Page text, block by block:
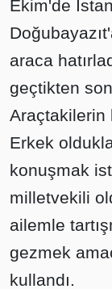
Ekim'de
araca
geçtikten
Araçtakilerin
Erkek
konuşmak
milletvekili
ailemle
gezmek
kullandı.